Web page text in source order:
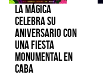
La Mágica
celebra su
aniversario con
una fiesta
monumental en
CABA